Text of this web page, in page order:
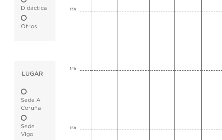
Didáctica
Otros
LUGAR
Sede A
Coruña
Sede
Vigo
13h
14h
15h